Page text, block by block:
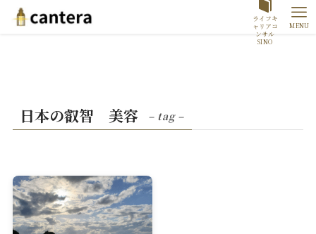
ライフキ
ャリアコ
ンサル
SINO
MENU
日本の叡智 美容 – tag –